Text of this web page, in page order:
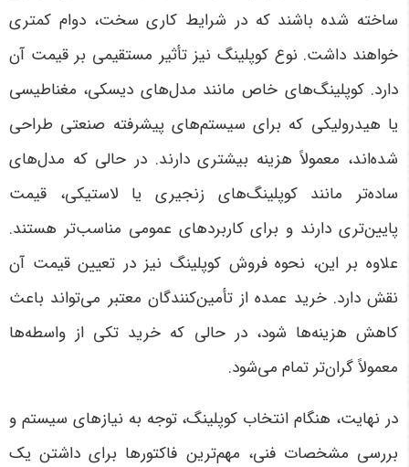
ساخته شده باشند که در شرایط کاری سخت، دوام کمتری
خواهند داشت. نوع کوپلینگ نیز تأثیر مستقیمی بر قیمت آن
دارد. کوپلینگ‌های خاص مانند مدل‌های دیسکی، مغناطیسی
یا هیدرولیکی که برای سیستم‌های پیشرفته صنعتی طراحی
شده‌اند، معمولاً هزینه بیشتری دارند. در حالی که مدل‌های
ساده‌تر مانند کوپلینگ‌های زنجیری یا لاستیکی، قیمت
پایین‌تری دارند و برای کاربردهای عمومی مناسب‌تر هستند.
علاوه بر این، نحوه فروش کوپلینگ نیز در تعیین قیمت آن
نقش دارد. خرید عمده از تأمین‌کنندگان معتبر می‌تواند باعث
کاهش هزینه‌ها شود، در حالی که خرید تکی از واسطه‌ها
معمولاً گران‌تر تمام می‌شود.
در نهایت، هنگام انتخاب کوپلینگ، توجه به نیازهای سیستم و
بررسی مشخصات فنی، مهم‌ترین فاکتورها برای داشتن یک